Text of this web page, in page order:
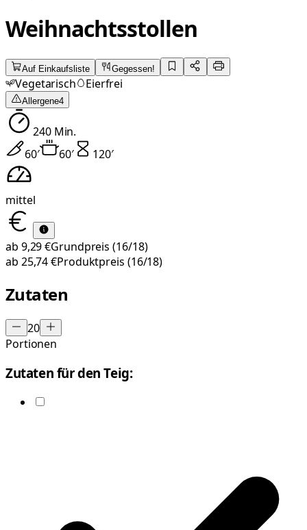
Weihnachtsstollen
Auf Einkaufsliste Gegessen!
Vegetarisch Eierfrei
Allergene4
240Min.
60′ 60′ 120′
mittel
ab 9,29 €Grundpreis (16/18)
ab 25,74 €Produktpreis (16/18)
Zutaten
20
Portionen
Zutaten für den Teig: